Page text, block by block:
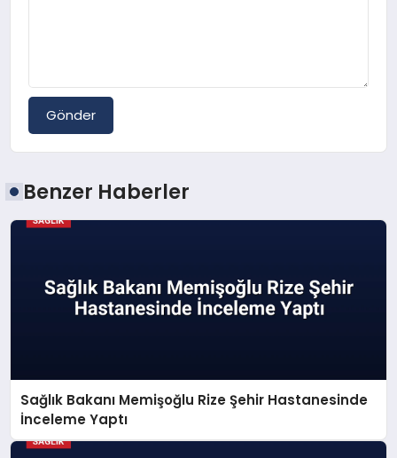
Gönder
Benzer Haberler
Sağlık Bakanı Memişoğlu Rize Şehir Hastanesinde
İnceleme Yaptı